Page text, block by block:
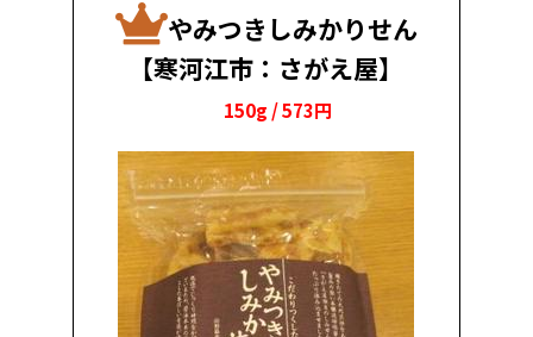
やみつきしみかりせん
【寒河江市：さがえ屋】
150g / 573円